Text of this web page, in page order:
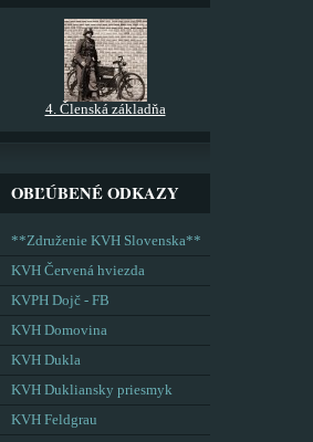
4. Členská základňa
OBĽÚBENÉ ODKAZY
**Združenie KVH Slovenska**
KVH Červená hviezda
KVPH Dojč - FB
KVH Domovina
KVH Dukla
KVH Dukliansky priesmyk
KVH Feldgrau